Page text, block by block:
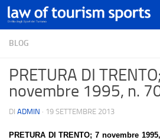
BLOG
PRETURA DI
novembre 1995, n.
DI ADMIN · 19 SETTEMBRE 2013
PRETURA DI TRENTO; 7 novembre